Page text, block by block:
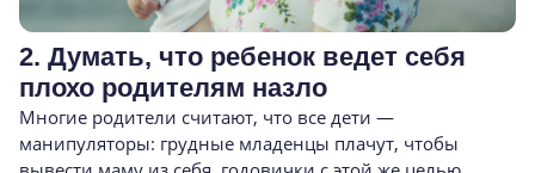
2. Думать, что ребенок ведет себя
плохо родителям назло
Многие родители считают, что все дети —
манипуляторы: грудные младенцы плачут, чтобы